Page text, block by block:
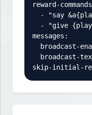
reward-
- "say
- "give
messages:
broadcast-
broadcast-
skip-initial-